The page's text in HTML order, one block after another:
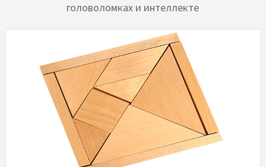
головоломках и интеллекте